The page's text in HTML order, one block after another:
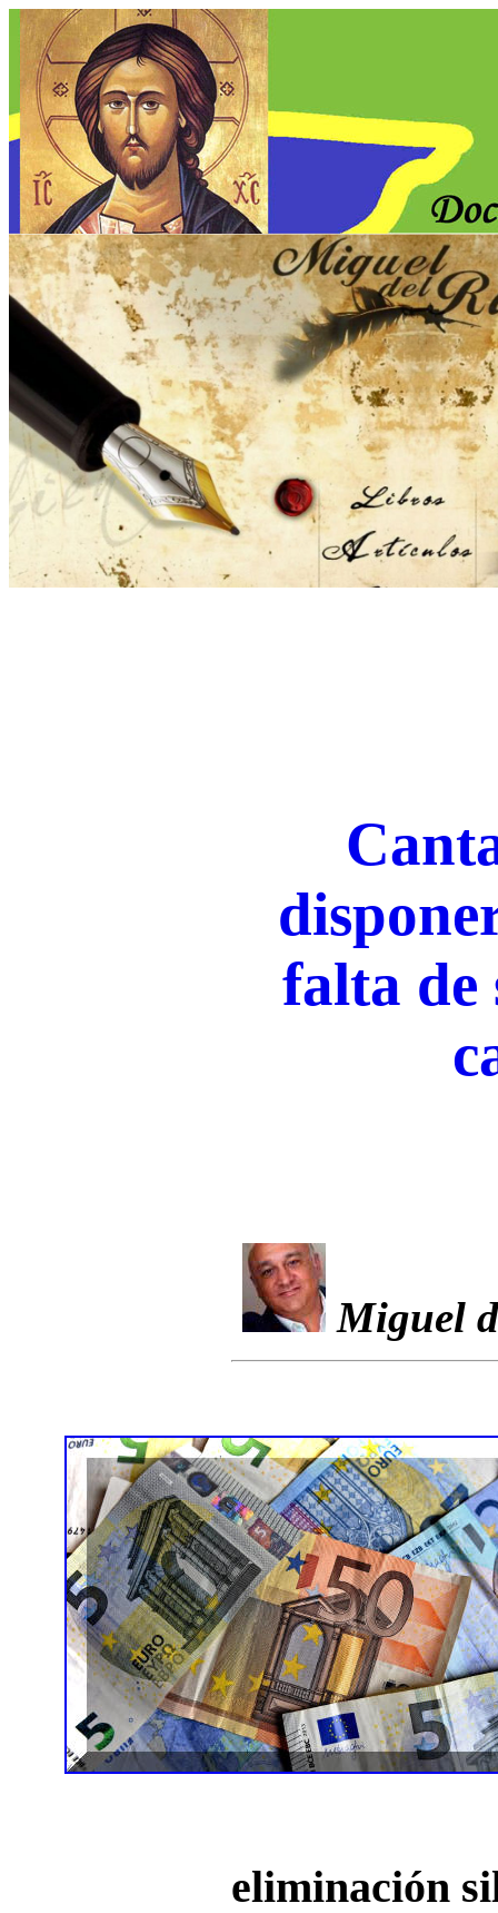
falta de
Miguel
eliminación